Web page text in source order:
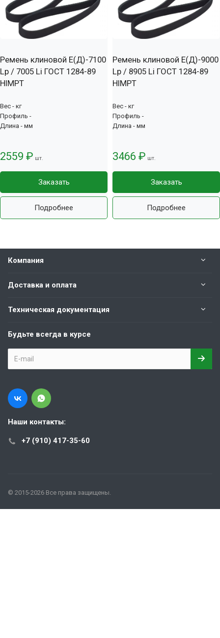
Ремень клиновой Е(Д)-7100
Lp / 7005 Li ГОСТ 1284-89
HIMPT
Вес - кг
Профиль -
Длина - мм
2559 ₽ шт.
Заказать
Подробнее
Ремень клиновой Е(Д)-9000
Lp / 8905 Li ГОСТ 1284-89
HIMPT
Вес - кг
Профиль -
Длина - мм
3466 ₽ шт.
Заказать
Подробнее
Компания
Доставка и оплата
Техническая документация
Будьте всегда в курсе
Наши контакты:
+7 (910) 417-35-60
© 2015-2026 Все права защищены.